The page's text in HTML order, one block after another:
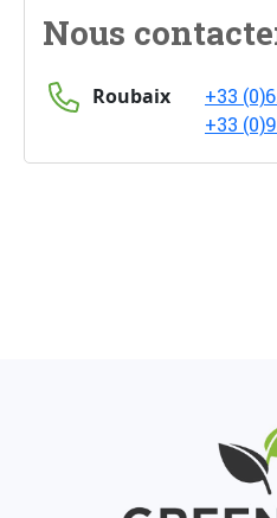
Nous
Roubaix
+33
+33